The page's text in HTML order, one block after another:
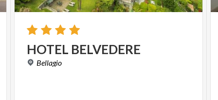
HOTEL BELVEDERE
Bellagio